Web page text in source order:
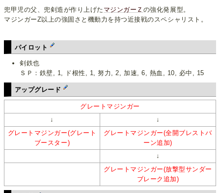
兜甲児の父、兜剣造が作り上げた マジンガーＺ の強化発展型。
マジンガーZ以上の強固さと機動力を持つ近接戦のスペシャリスト。
パイロット
剣鉄也
ＳＰ：鉄壁, 1, ド根性, 1, 努力, 2, 加速, 6, 熱血, 10, 必中, 15
アップグレード
グレートマジンガー
↓
↓
グレートマジンガー(グレート
ブースター)
グレートマジンガー(全開ブレストバ
ーン追加)
↓
グレートマジンガー(放撃型サンダー
ブレーク追加)